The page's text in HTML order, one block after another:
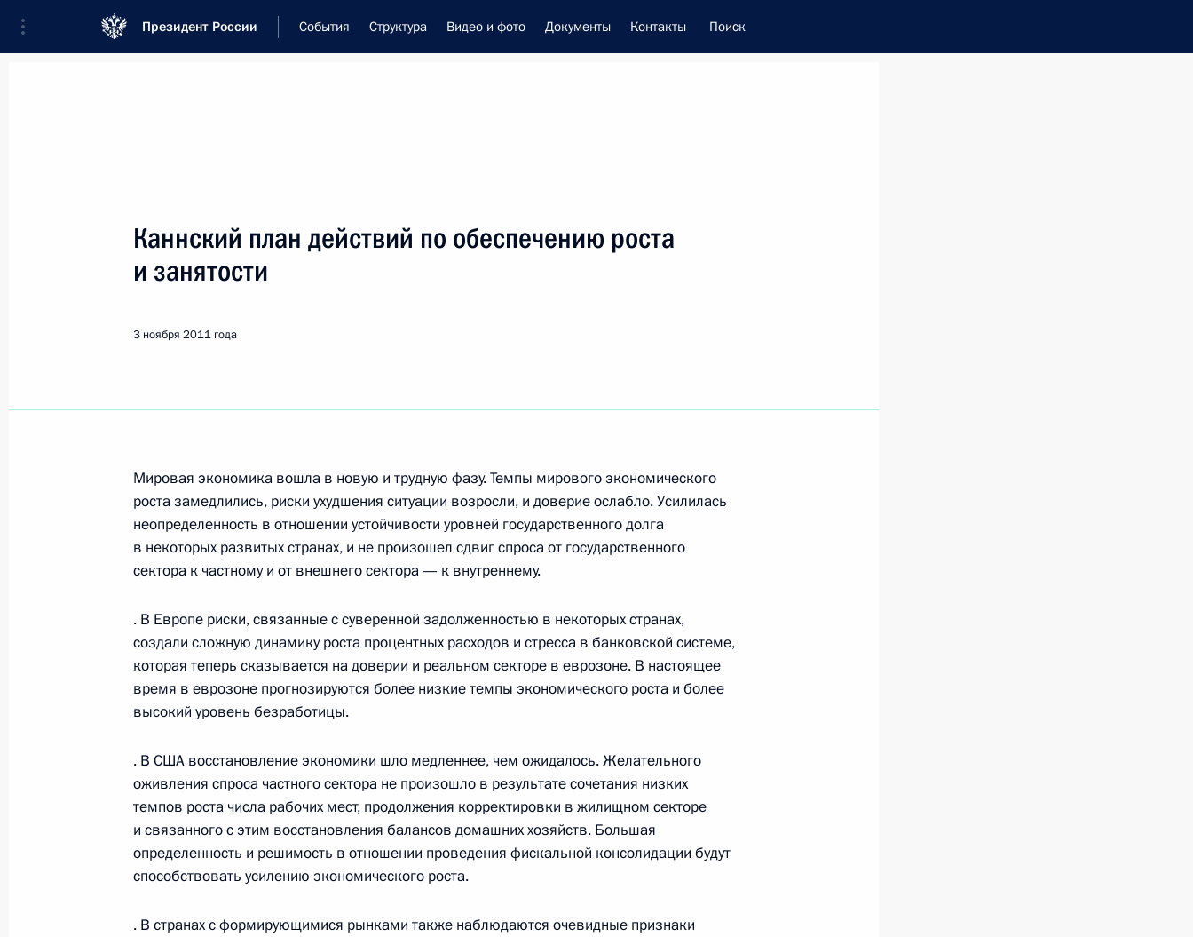
Президент России События Структура Видео и фото Документы Контакты Поиск
Совещание с членами Совета Безопасности
Рабочая встреча с вице-
премьером – полпредом
Президента в ДФО Юрием
Трутневым
6 августа 2026 года, 13:45
Встреча с Председателем
Центризбиркома Эллой
Памфиловой
5 августа 2026 года, 18:15
Каннский план действий по обеспечению роста
и занятости
3 ноября 2011 года
Мировая экономика вошла в новую и трудную фазу. Темпы мирового экономического
роста замедлились, риски ухудшения ситуации возросли, и доверие ослабло. Усилилась
неопределенность в отношении устойчивости уровней государственного долга
в некоторых развитых странах, и не произошел сдвиг спроса от государственного
сектора к частному и от внешнего сектора — к внутреннему.
· В Европе риски, связанные с суверенной задолженностью в некоторых странах,
создали сложную динамику роста процентных расходов и стресса в банковской системе,
которая теперь сказывается на доверии и реальном секторе в еврозоне. В настоящее
время в еврозоне прогнозируются более низкие темпы экономического роста и более
высокий уровень безработицы.
· В США восстановление экономики шло медленнее, чем ожидалось. Желательного
оживления спроса частного сектора не произошло в результате сочетания низких
темпов роста числа рабочих мест, продолжения корректировки в жилищном секторе
и связанного с этим восстановления балансов домашних хозяйств. Большая
определенность и решимость в отношении проведения фискальной консолидации будут
способствовать усилению экономического роста.
· В странах с формирующимися рынками также наблюдаются очевидные признаки